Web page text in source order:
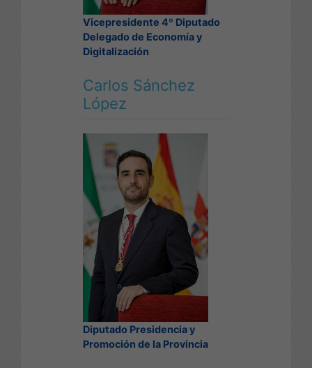
Vicepresidente 4º Diputado
Delegado de Economía y
Digitalización
Carlos Sánchez
López
Diputado Presidencia y
Promoción de la Provincia